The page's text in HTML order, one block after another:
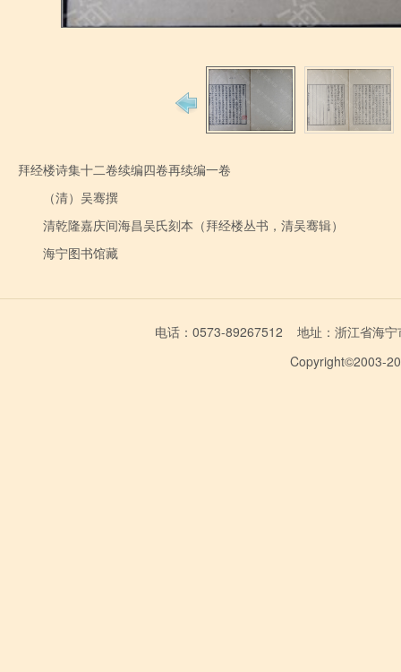
拜经楼诗集十二卷续编四卷再续编一卷
（清）吴骞撰
清乾隆嘉庆间海昌吴氏刻本（拜经楼丛书，清吴骞辑）
海宁图书馆藏
电话：0573-89267512 地址：浙江省海
Copyright©2003-